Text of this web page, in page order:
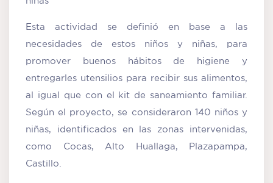
Esta actividad se definió en base a las
necesidades de estos niños y niñas, para
promover buenos hábitos de higiene y
entregarles utensilios para recibir sus alimentos,
al igual que con el kit de saneamiento familiar.
Según el proyecto, se consideraron 140 niños y
niñas, identificados en las zonas intervenidas,
como Cocas, Alto Huallaga, Plazapampa,
Castillo.